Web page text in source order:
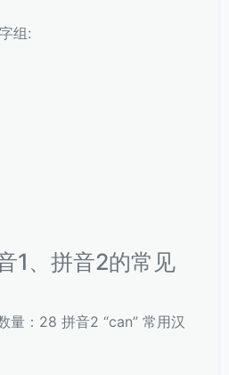
组:
1、拼音2的常见
量：28 拼音2 “can” 常用汉